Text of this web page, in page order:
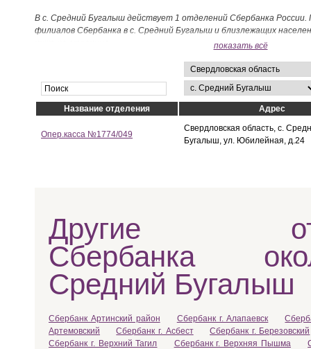
В с. Средний Бугалыш действует 1 отделений Сбербанка России.
филиалов Сбербанка в с. Средний Бугалыш и близлежащих
показать всё
Название отделения Адрес
Опер.касса №1774/049
Свердловская область, с.
Бугалыш, ул. Юбилейная, д.24
Другие
Сбербанка
Средний Бугалыш
Сбербанк Артинский район Сбербанк г. Алапаевск
Артемовский
Сбербанк г. Асбест
Сбербанк г. Березовский
Сбербанк г. Верхний Тагил
Сбербанк г. Верхняя Пышма